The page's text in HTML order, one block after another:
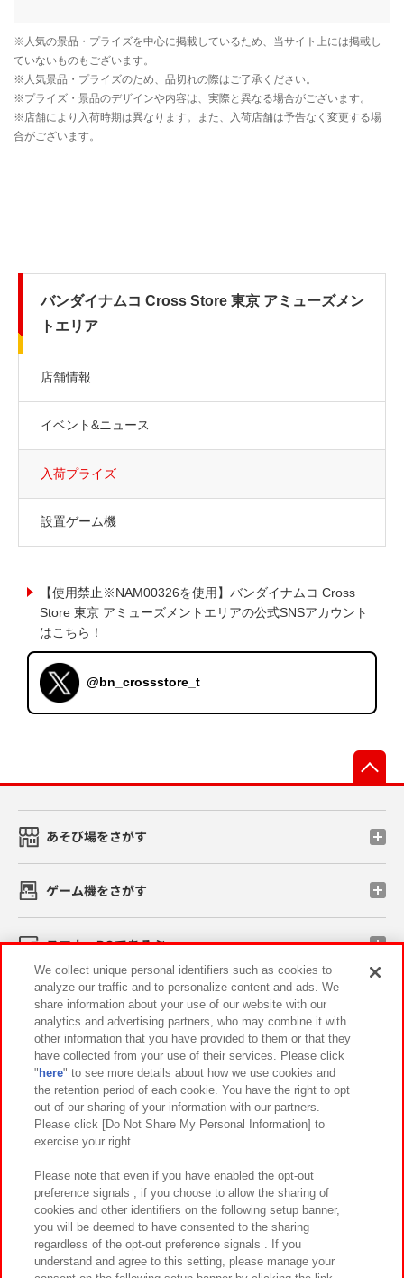
バンダイナムコ Cross Store 東京 アミューズメン
トエリア
店舗情報
イベント&ニュース
入荷プライズ
設置ゲーム機
【使用禁止※NAM00326を使用】バンダイナムコ Cross
Store 東京 アミューズメントエリアの公式SNSアカウント
はこちら！
@bn_crossstore_t
あそび場をさがす
ゲーム機をさがす
スマホ・PCであそぶ
イベント・キャンペーン
関連会社 サステナビリティ サイトポリシー
プライバシーポリシー ウェブアクセシビリティ方針と検証結果
お取引先さまとともに
カスタマーハラスメント対応方針 よくあるご質問・お問い合わせ
We collect unique personal identifiers such as cookies to
analyze our traffic and to personalize content and ads. We
share information about your use of our website with our
analytics and advertising partners, who may combine it with
other information that you have provided to them or that they
have collected from your use of their services. Please click
" here" to see more details about how we use cookies and
the retention period of each cookie. You have the right to opt
out of our sharing of your information with our partners.
Please click [Do Not Share My Personal Information] to
exercise your right.
Please note that even if you have enabled the opt-out
preference signals , if you choose to allow the sharing of
cookies and other identifiers on the following setup banner,
you will be deemed to have consented to the sharing
regardless of the opt-out preference signals . If you
understand and agree to this setting, please manage your